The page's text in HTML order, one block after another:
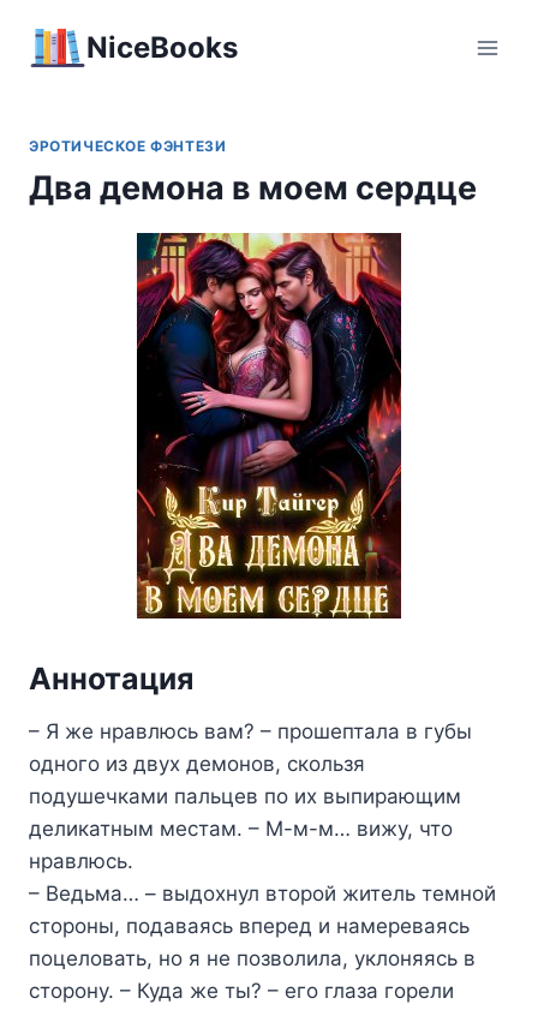
NiceBooks
ЭРОТИЧЕСКОЕ ФЭНТЕЗИ
Два демона в моем сердце
Аннотация
– Я же нравлюсь вам? – прошептала в губы
одного из двух демонов, скользя
подушечками пальцев по их выпирающим
деликатным местам. – М-м-м… вижу, что
нравлюсь.
– Ведьма… – выдохнул второй житель темной
стороны, подаваясь вперед и намереваясь
поцеловать, но я не позволила, уклоняясь в
сторону. – Куда же ты? – его глаза горели